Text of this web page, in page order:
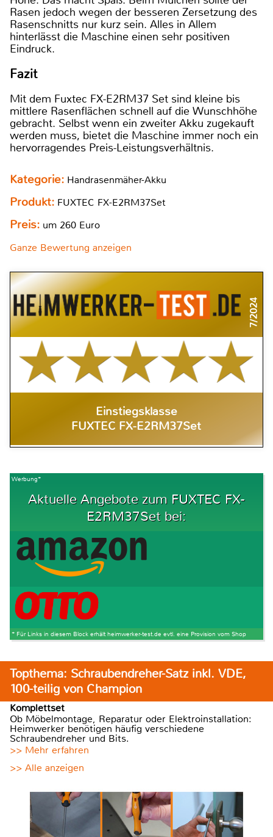
Rasen jedoch wegen der besseren Zersetzung des
Rasenschnitts nur kurz sein. Alles in Allem
hinterlässt die Maschine einen sehr positiven
Eindruck.
Fazit
Mit dem Fuxtec FX-E2RM37 Set sind kleine bis
mittlere Rasenflächen schnell auf die Wunschhöhe
gebracht. Selbst wenn ein zweiter Akku zugekauft
werden muss, bietet die Maschine immer noch ein
hervorragendes Preis-Leistungsverhältnis.
Kategorie: Handrasenmäher-Akku
Produkt: FUXTEC FX-E2RM37Set
Preis: um 260 Euro
Ganze Bewertung anzeigen
7/2024
Einstiegsklasse
FUXTEC FX-E2RM37Set
Werbung*
Aktuelle Angebote zum FUXTEC FX-
E2RM37Set bei:
* Für Links in diesem Block erhält heimwerker-test.de evtl. eine Provision vom Shop
Topthema: Schraubendreher-Satz inkl. VDE,
100-teilig von Champion
Komplettset
Ob Möbelmontage, Reparatur oder Elektroinstallation:
Heimwerker benötigen häufig verschiedene
Schraubendreher und Bits.
>> Mehr erfahren
>> Alle anzeigen